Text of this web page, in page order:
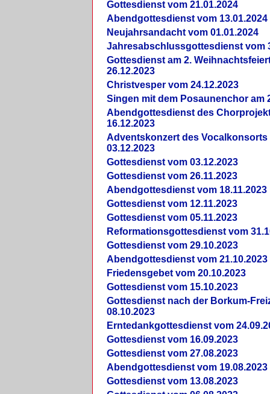
Gottesdienst vom 21.01.2024
Abendgottesdienst vom 13.01.2024
Neujahrsandacht vom 01.01.2024
Jahresabschlussgottesdienst vom
Gottesdienst am 2.
26.12.2023
Christvesper vom 24.12.2023
Singen mit dem Posaunenchor am
Abendgottesdienst des
16.12.2023
Adventskonzert des Vocalkonsorts
03.12.2023
Gottesdienst vom 03.12.2023
Gottesdienst vom 26.11.2023
Abendgottesdienst vom 18.11.2023
Gottesdienst vom 12.11.2023
Gottesdienst vom 05.11.2023
Reformationsgottesdienst vom
Gottesdienst vom 29.10.2023
Abendgottesdienst vom 21.10.2023
Friedensgebet vom 20.10.2023
Gottesdienst vom 15.10.2023
Gottesdienst nach der Borkum-
08.10.2023
Erntedankgottesdienst vom
Gottesdienst vom 16.09.2023
Gottesdienst vom 27.08.2023
Abendgottesdienst vom 19.08.2023
Gottesdienst vom 13.08.2023